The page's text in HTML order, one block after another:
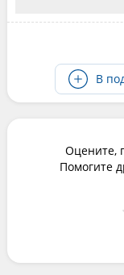
В
Оцените,
Помогите